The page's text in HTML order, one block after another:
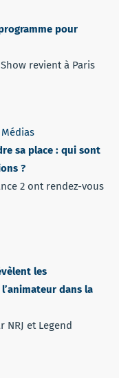
pour
revient à Paris
Médias
sa place : qui sont
?
2 ont rendez-vous
les
dans la
NRJ et Legend